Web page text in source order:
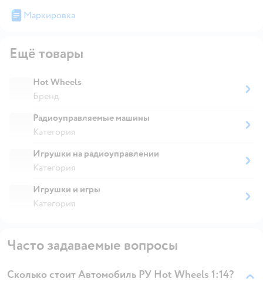
Маркировка
Ещё товары
Hot Wheels
Бренд
Радиоуправляемые машины
Категория
Игрушки на радиоуправлении
Категория
Игрушки и игры
Категория
Часто задаваемые вопросы
Сколько стоит Автомобиль РУ Hot Wheels 1:14?